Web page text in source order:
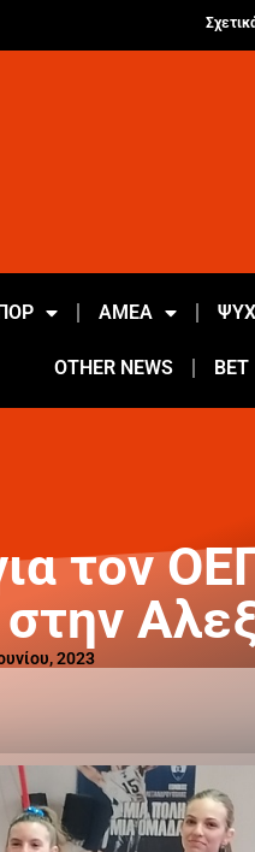
ΑΜΕΑ
OTHER NEWS BET
τον
2023